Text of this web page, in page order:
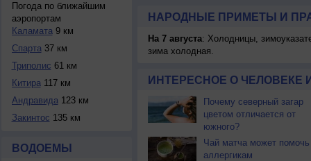
Погода по ближайшим
аэропортам
Каламата9 км
Спарта37 км
Триполис 61 км
Китира117 км
Андравида123 км
Закинтос 135 км
ВОДОЕМЫ
НАРОДНЫЕ ПРИМЕТЫ И
На 7 августа: Холодницы,
зима холодная.
ИНТЕРЕСНОЕ О ЧЕЛОВЕКЕ
Почему северный загар
цветом отличается от
южного?
Чай матча может помочь
аллергикам